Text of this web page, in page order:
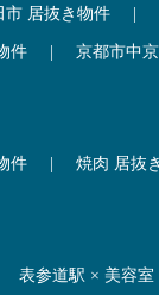
市 居抜き物件
件 京都市中
件 焼肉 居抜
表参道駅 × 美容室